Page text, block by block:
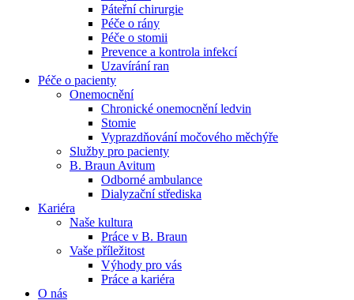
Páteřní chirurgie
Péče o rány
Péče o stomii
Prevence a kontrola infekcí
Uzavírání ran
Péče o pacienty
Onemocnění
Chronické onemocnění ledvin
Stomie
Vyprazdňování močového měchýře
Služby pro pacienty
B. Braun Avitum
Odborné ambulance
Dialyzační střediska
Kariéra
Naše kultura
Práce v B. Braun
Vaše příležitost​
Výhody pro vás
Práce a kariéra
O nás